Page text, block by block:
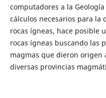
computadores a la
cálculos necesarios para la
rocas ígneas, hace posible
rocas ígneas buscando las
magmas que dieron origen
diversas provincias